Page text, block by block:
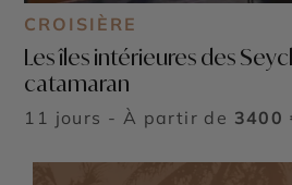
CROISIÈRE
Les îles intérieures des
catamaran
11 jours - À partir de 3400